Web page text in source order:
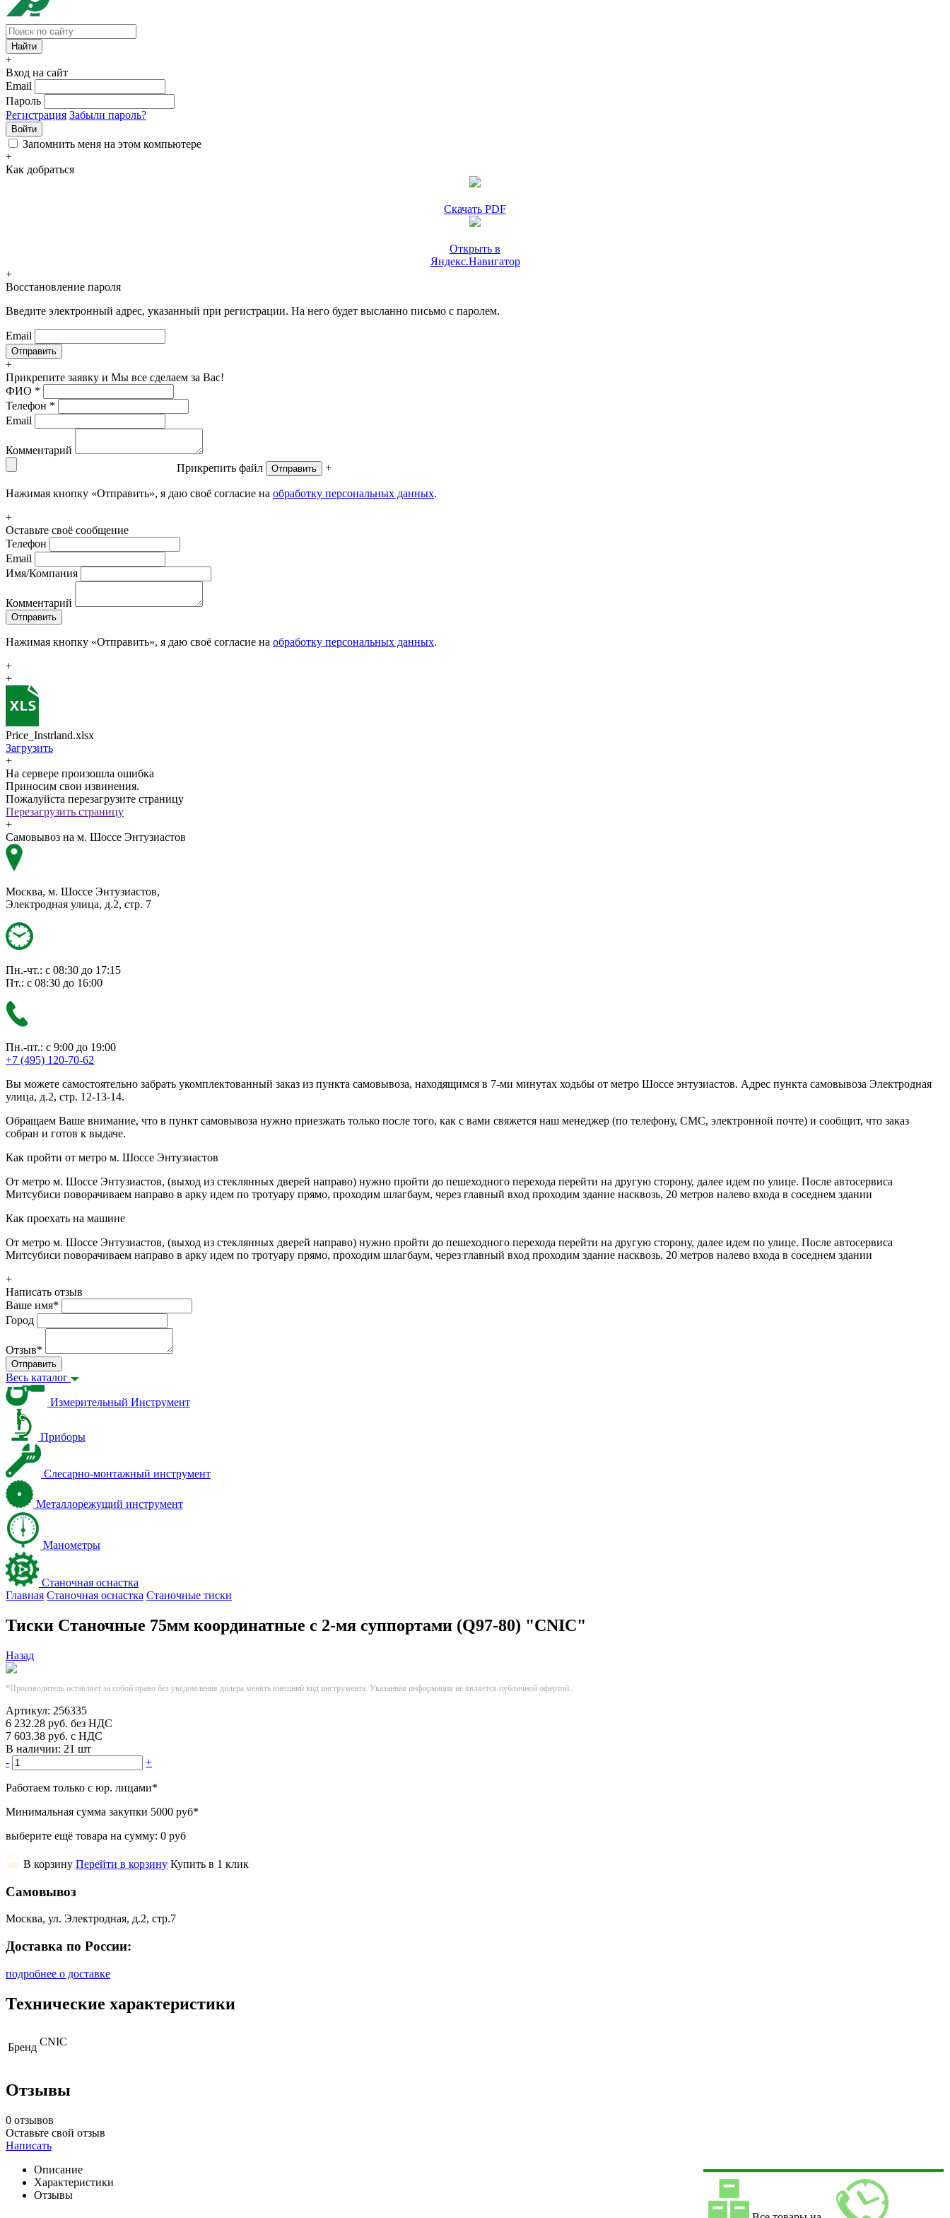
+
Вход на сайт
Email
Пароль
Регистрация Забыли пароль?
Войти
Запомнить меня на этом компьютере
+
Как добраться
Скачать PDF
Открыть в
Яндекс.Навигатор
+
Восстановление пароля
Введите электронный адрес, указанный при регистрации. На него будет высланно письмо с паролем.
Email
+
Прикрепите заявку и Мы все сделаем за Вас!
ФИО *
Телефон *
Email
Комментарий
Прикрепить файл
Отправить +
Нажимая кнопку «Отправить», я даю своё согласие на обработку персональных данных.
+
Оставьте своё сообщение
Телефон
Email
Имя/Компания
Комментарий
Отправить
Нажимая кнопку «Отправить», я даю своё согласие на обработку персональных данных.
+
+
Price_Instrland.xlsx
Загрузить
+
На сервере произошла ошибка
Приносим свои извинения.
Пожалуйста перезагрузите страницу
Перезагрузить страницу
+
Самовывоз на м. Шоссе Энтузиастов
Москва, м. Шоссе Энтузиастов,
Электродная улица, д.2, стр. 7
Пн.-чт.: с 08:30 до 17:15
Пт.: с 08:30 до 16:00
Пн.-пт.: с 9:00 до 19:00
+7 (495) 120-70-62
Вы можете самостоятельно забрать укомплектованный заказ из пункта самовывоза, находящимся в 7-ми минутах ходьбы от метро Шоссе энтузиастов. Адрес пункта самовывоза Электродная
улица, д.2, стр. 12-13-14.
Обращаем Ваше внимание, что в пункт самовывоза нужно приезжать только после того, как с вами свяжется наш менеджер (по телефону, СМС, электронной почте) и сообщит, что заказ
собран и готов к выдаче.
Как пройти от метро м. Шоссе Энтузиастов
От метро м. Шоссе Энтузиастов, (выход из стеклянных дверей направо) нужно пройти до пешеходного перехода перейти на другую сторону, далее идем по улице. После автосервиса
Митсубиси поворачиваем направо в арку идем по тротуару прямо, проходим шлагбаум, через главный вход проходим здание насквозь, 20 метров налево входа в соседнем здании
Как проехать на машине
От метро м. Шоссе Энтузиастов, (выход из стеклянных дверей направо) нужно пройти до пешеходного перехода перейти на другую сторону, далее идем по улице. После автосервиса
Митсубиси поворачиваем направо в арку идем по тротуару прямо, проходим шлагбаум, через главный вход проходим здание насквозь, 20 метров налево входа в соседнем здании
+
Написать отзыв
Ваше имя*
Город
Отзыв*
Отправить
Весь каталог
Измерительный Инструмент
Приборы
Слесарно-монтажный инструмент
Металлорежущий инструмент
Манометры
Станочная оснастка
Главная Станочная оснастка Станочные тиски
Тиски Станочные 75мм координатные с 2-мя суппортами (Q97-80) "CNIC"
Назад
*Производитель оставляет за собой право без уведомления дилера менять внешний вид инструмента. Указанная информация не является публичной офертой.
Артикул: 256335
6 232.28 руб. без НДС
7 603.38 руб. с НДС
В наличии: 21 шт
-
+
Работаем только с юр. лицами*
Минимальная сумма закупки 5000 руб*
выберите ещё товара на сумму: 0 руб
В корзину Перейти в корзину Купить в 1 клик
Самовывоз
Москва, ул. Электродная, д.2, стр.7
Доставка по России:
подробнее о доставке
Технические характеристики
Бренд CNIC
Отзывы
0 отзывов
Оставьте свой отзыв
Написать
Описание
Характеристики
Отзывы